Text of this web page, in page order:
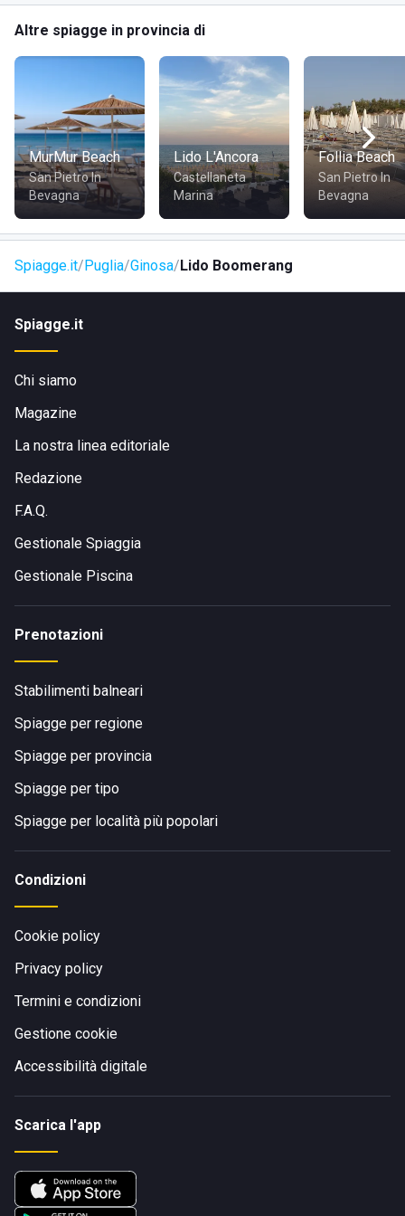
Altre spiagge in provincia di
MurMur Beach
San Pietro In
Bevagna
Lido L'Ancora
Castellaneta
Marina
Follia Beach
San Pietro In
Bevagna
Spiagge.it Puglia Ginosa Lido Boomerang
Spiagge.it
Chi siamo
Magazine
La nostra linea editoriale
Redazione
F.A.Q.
Gestionale Spiaggia
Gestionale Piscina
Prenotazioni
Stabilimenti balneari
Spiagge per regione
Spiagge per provincia
Spiagge per tipo
Spiagge per località più popolari
Condizioni
Cookie policy
Privacy policy
Termini e condizioni
Gestione cookie
Accessibilità digitale
Scarica l'app